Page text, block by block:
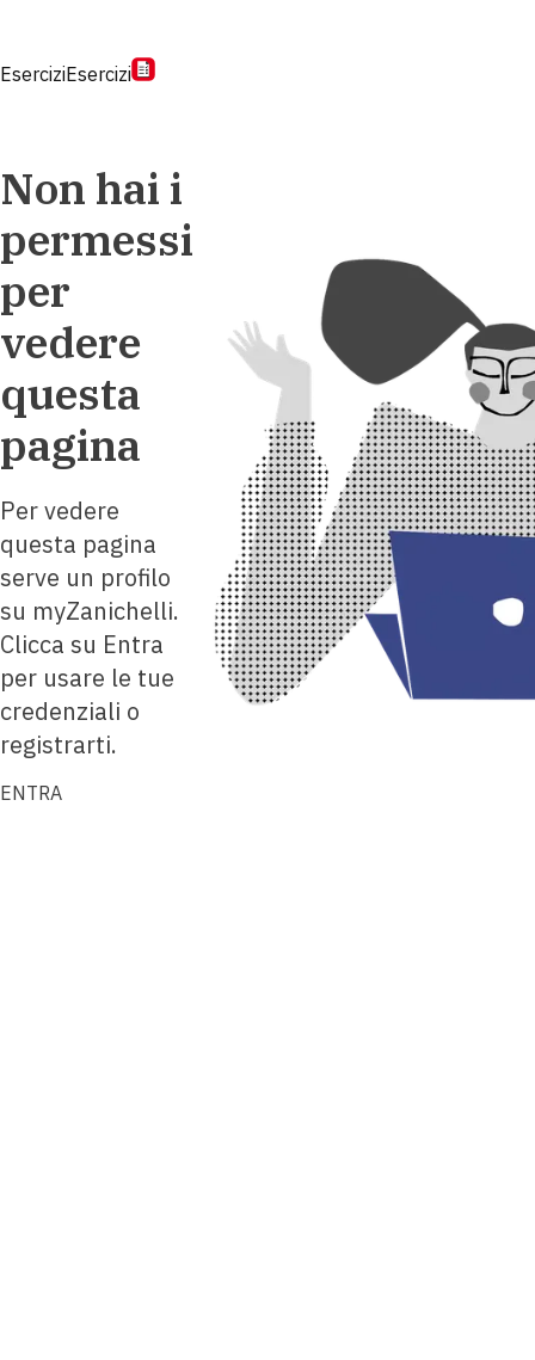
EserciziEsercizi
Non hai i
permessi
per
vedere
questa
pagina
Per vedere
questa pagina
serve un profilo
su myZanichelli.
Clicca su Entra
per usare le tue
credenziali o
registrarti.
ENTRA